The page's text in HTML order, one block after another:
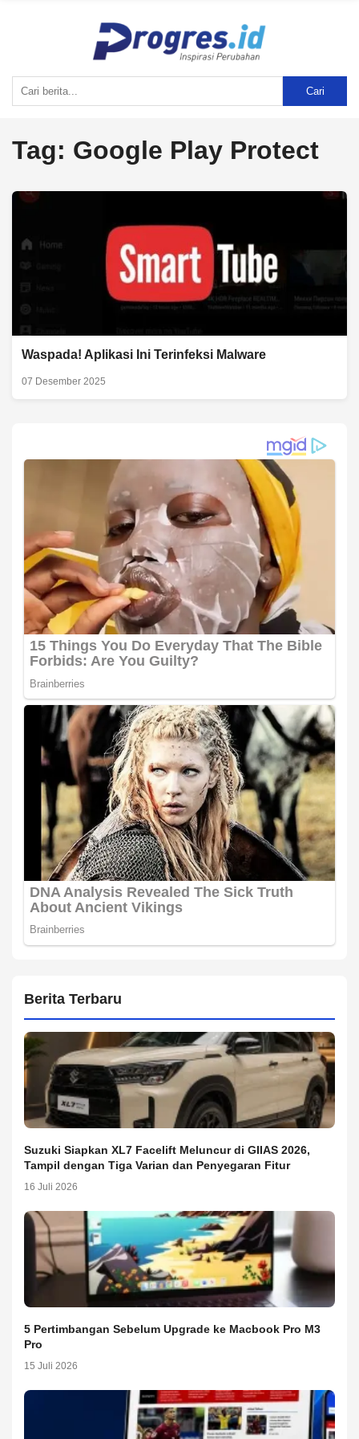
Cari
Tag: Google Play Protect
Waspada! Aplikasi Ini Terinfeksi Malware
07 Desember 2025
Berita Terbaru
Suzuki Siapkan XL7 Facelift Meluncur di GIIAS 2026,
Tampil dengan Tiga Varian dan Penyegaran Fitur
16 Juli 2026
5 Pertimbangan Sebelum Upgrade ke Macbook Pro M3
Pro
15 Juli 2026